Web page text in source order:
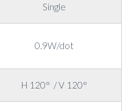
Single
0.9W/dot
H 120° / V 120°